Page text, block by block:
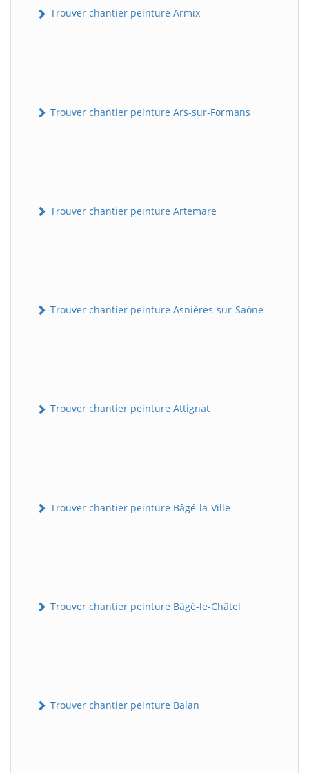
Trouver chantier peinture Armix
Trouver chantier peinture Ars-sur-Formans
Trouver chantier peinture Artemare
Trouver chantier peinture Asnières-sur-Saône
Trouver chantier peinture Attignat
Trouver chantier peinture Bâgé-la-Ville
Trouver chantier peinture Bâgé-le-Châtel
Trouver chantier peinture Balan